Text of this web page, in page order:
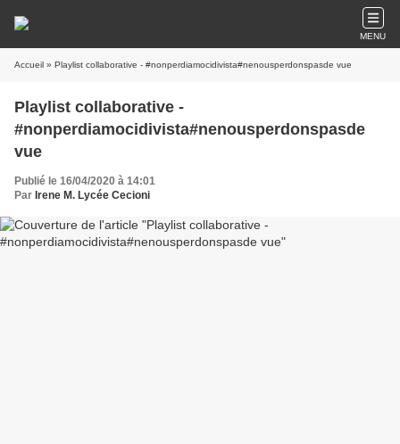
MENU
Accueil » Playlist collaborative - #nonperdiamocidivista#nenousperdonspasde vue
Playlist collaborative -
#nonperdiamocidivista#nenousperdonspasde
vue
Publié le 16/04/2020 à 14:01
Par Irene M. Lycée Cecioni